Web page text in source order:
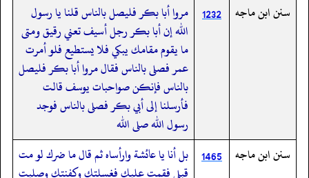
سنن ابن ماجه
1232
مروا أبا بكر فليصل بالناس قلنا يا رسول
الله إن أبا بكر رجل أسيف تعني رقيق ومتى
ما يقوم مقامك يبكي فلا يستطيع فلو أمرت
عمر فصلى بالناس فقال مروا أبا بكر فليصل
بالناس فإنكن صواحبات يوسف قالت
فأرسلنا إلى أبي بكر فصلى بالناس فوجد
رسول الله صلى الله
سنن ابن ماجه 1465 بل أنا يا عائشة وارأساه ثم قال ما ضرك لو مت
قبلي فقمت عليك فغسلتك وكفنتك وصليت